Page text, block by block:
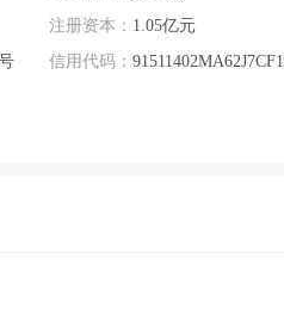
注册资本： 1.05亿元
信用代码：